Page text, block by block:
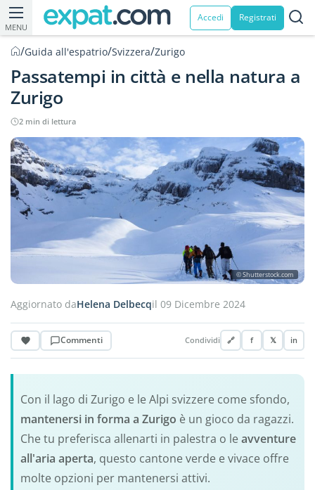
MENU
Accedi Registrati
/Guida all'espatrio/Svizzera/Zurigo
Passatempi in città e nella natura a
Zurigo
2 min di lettura
© Shutterstock.com
Aggiornato daHelena Delbecqil 09 Dicembre 2024
Commenti Condividi 🔗 f 𝕏 in
Con il lago di Zurigo e le Alpi svizzere come sfondo,
mantenersi in forma a Zurigo è un gioco da ragazzi.
Che tu preferisca allenarti in palestra o leavventure
all'aria aperta, questo cantone verde e vivace offre
molte opzioni per mantenersi attivi.